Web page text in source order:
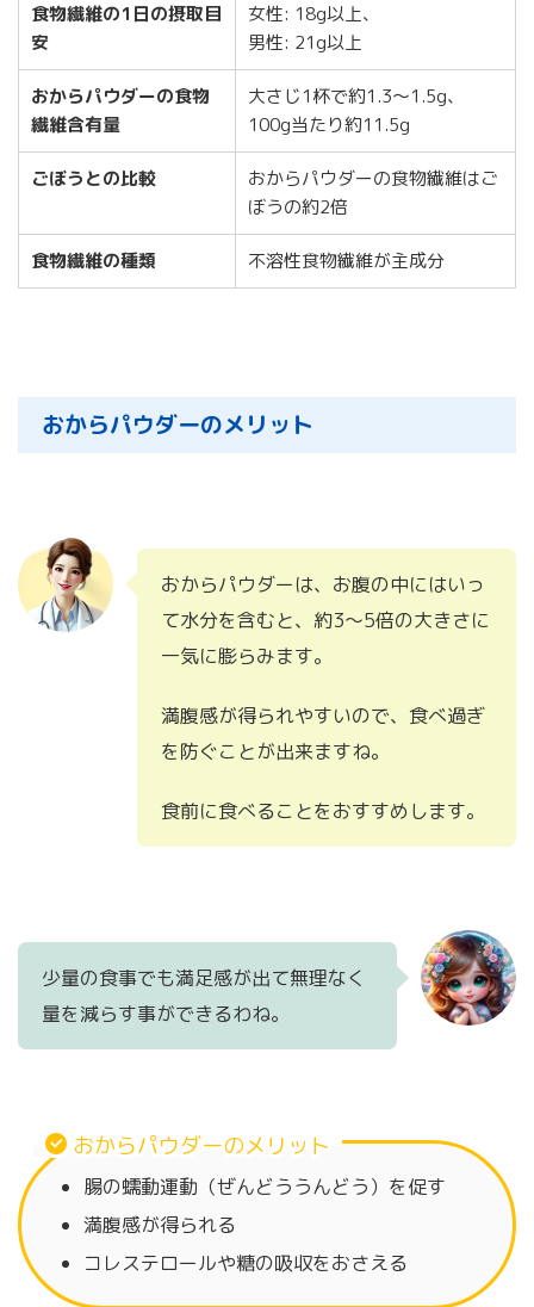
食物繊維の1日の摂取目
安
女性: 18g以上、
男性: 21g以上
おからパウダーの食物
繊維含有量
大さじ1杯で約1.3〜1.5g、
100g当たり約11.5g
ごぼうとの比較
おからパウダーの食物繊維はご
ぼうの約2倍
食物繊維の種類 不溶性食物繊維が主成分
おからパウダーのメリット
おからパウダーは、お腹の中にはいっ
て水分を含むと、約3〜5倍の大きさに
一気に膨らみます。
満腹感が得られやすいので、食べ過ぎ
を防ぐことが出来ますね。
食前に食べることをおすすめします。
少量の食事でも満足感が出て無理なく
量を減らす事ができるわね。
おからパウダーのメリット
腸の蠕動運動（ぜんどううんどう）を促す
満腹感が得られる
コレステロールや糖の吸収をおさえる